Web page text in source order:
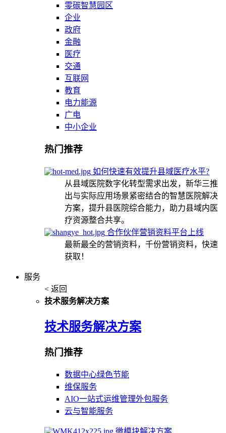
零碳智慧园区
企业
政府
金融
医疗
交通
互联网
教育
电力能源
广电
中小企业
热门推荐
如何快速有效提升县域医疗水平?
从县域医院数字化转型需求出发，新华三推
出与实际应用场景紧密结合的智慧医院解决
方案，提升县医院综合能力，助力县域内医
疗资源整合共享。
合作伙伴营销资料平台上线
最新最全的营销资料，千份营销资料，快速
获取！
服务
< 返回
技术服务解决方案
技术服务解决方案
热门推荐
数据中心绿色节能
维保服务
AIO一站式运维管理外包服务
云与智能服务
微模块解决方案